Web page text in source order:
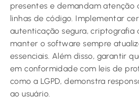
presentes e demandam atenção
linhas de código. Implementar
autenticação segura, criptografia
manter o software sempre
essenciais. Além disso, garantir
em conformidade com leis de
como a LGPD, demonstra
ao usuário.